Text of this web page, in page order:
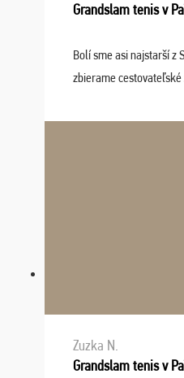
Grandslam tenis v
Bolí sme asi najstarší z
zbierame
osudu - pohodový šefík
Zuzka N.
Grandslam tenis v